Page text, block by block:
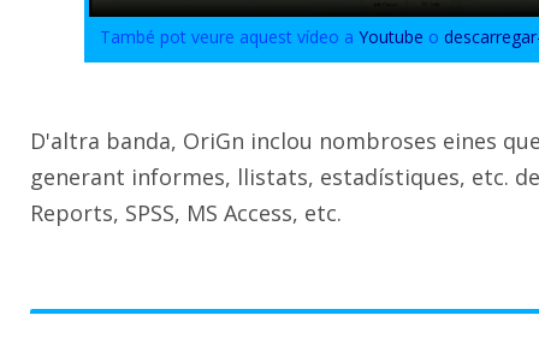
També pot veure aquest vídeo aYoutube o
D'altra banda, OriGn inclou nombroses eines
generant informes, llistats, estadístiques, etc.
Reports, SPSS, MS Access, etc.